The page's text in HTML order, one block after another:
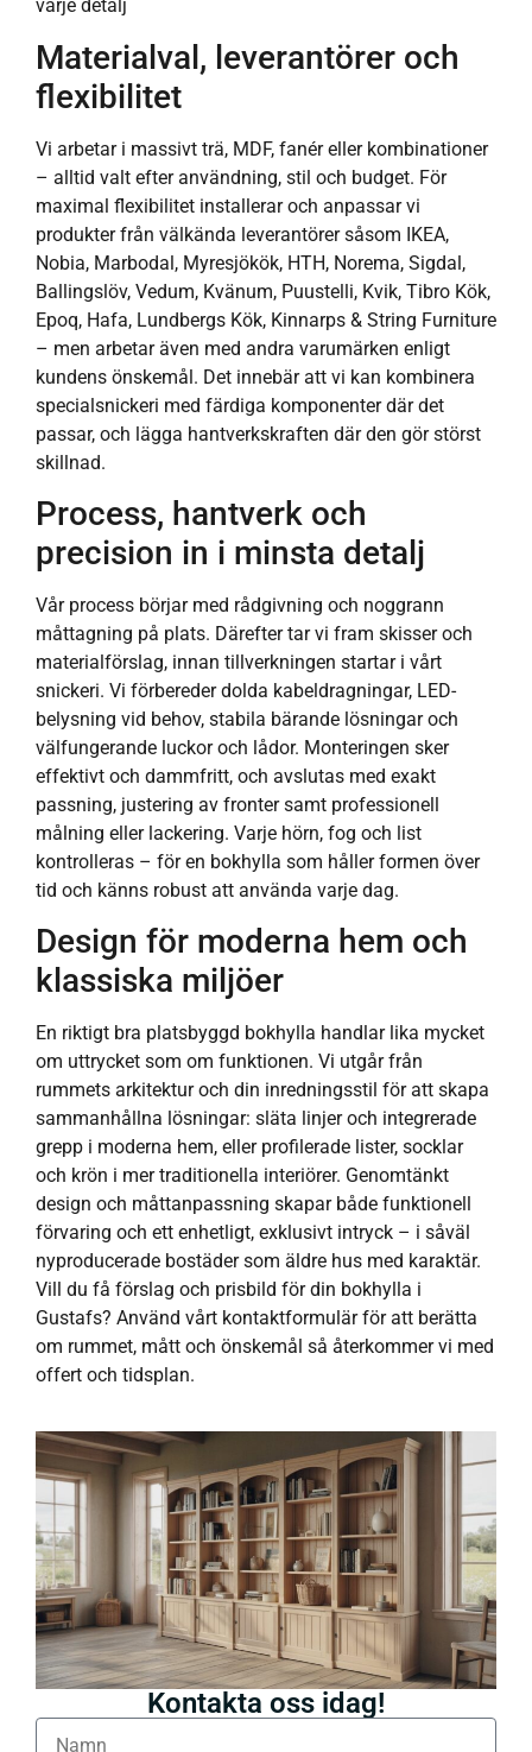
varje detalj
Materialval, leverantörer och
flexibilitet
Vi arbetar i massivt trä, MDF, fanér eller kombinationer
– alltid valt efter användning, stil och budget. För
maximal flexibilitet installerar och anpassar vi
produkter från välkända leverantörer såsom IKEA,
Nobia, Marbodal, Myresjökök, HTH, Norema, Sigdal,
Ballingslöv, Vedum, Kvänum, Puustelli, Kvik, Tibro Kök,
Epoq, Hafa, Lundbergs Kök, Kinnarps & String Furniture
– men arbetar även med andra varumärken enligt
kundens önskemål. Det innebär att vi kan kombinera
specialsnickeri med färdiga komponenter där det
passar, och lägga hantverkskraften där den gör störst
skillnad.
Process, hantverk och
precision in i minsta detalj
Vår process börjar med rådgivning och noggrann
måttagning på plats. Därefter tar vi fram skisser och
materialförslag, innan tillverkningen startar i vårt
snickeri. Vi förbereder dolda kabeldragningar, LED-
belysning vid behov, stabila bärande lösningar och
välfungerande luckor och lådor. Monteringen sker
effektivt och dammfritt, och avslutas med exakt
passning, justering av fronter samt professionell
målning eller lackering. Varje hörn, fog och list
kontrolleras – för en bokhylla som håller formen över
tid och känns robust att använda varje dag.
Design för moderna hem och
klassiska miljöer
En riktigt bra platsbyggd bokhylla handlar lika mycket
om uttrycket som om funktionen. Vi utgår från
rummets arkitektur och din inredningsstil för att skapa
sammanhållna lösningar: släta linjer och integrerade
grepp i moderna hem, eller profilerade lister, socklar
och krön i mer traditionella interiörer. Genomtänkt
design och måttanpassning skapar både funktionell
förvaring och ett enhetligt, exklusivt intryck – i såväl
nyproducerade bostäder som äldre hus med karaktär.
Vill du få förslag och prisbild för din bokhylla i
Gustafs? Använd vårt kontaktformulär för att berätta
om rummet, mått och önskemål så återkommer vi med
offert och tidsplan.
Kontakta oss idag!